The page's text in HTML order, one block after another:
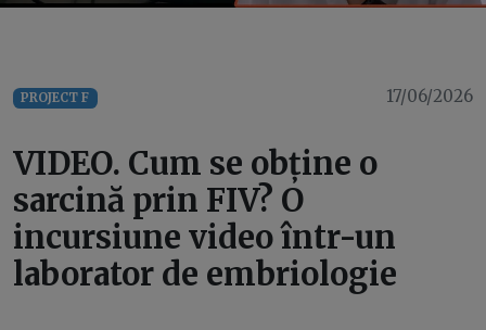
PROJECT F 17/06/2026
VIDEO. Cum se obține o
sarcină prin FIV? O
incursiune video într-un
laborator de embriologie